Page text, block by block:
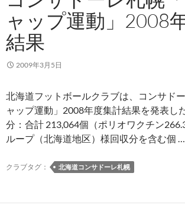
に
就
ャップ運動」2008
結果
2009年3月5日
北海道フットボールクラブは、コンサド
ャップ運動」2008年度集計結果を発表し
分：合計 213,064個（ポリオワクチン
ループ（北海道地区）様回収分を含む個 …
クラブタグ： 北海道コンサドーレ札幌